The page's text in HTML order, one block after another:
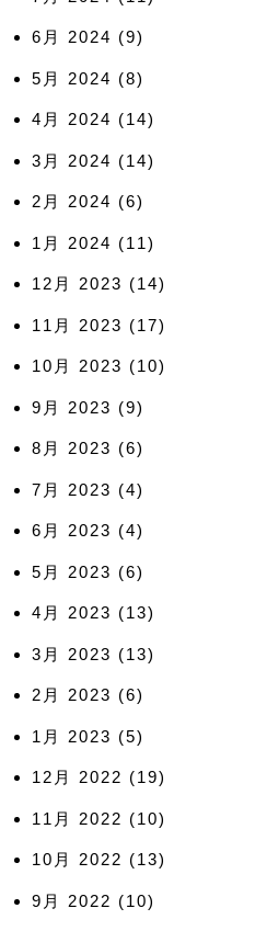
6月 2024 (9)
5月 2024 (8)
4月 2024 (14)
3月 2024 (14)
2月 2024 (6)
1月 2024 (11)
12月 2023 (14)
11月 2023 (17)
10月 2023 (10)
9月 2023 (9)
8月 2023 (6)
7月 2023 (4)
6月 2023 (4)
5月 2023 (6)
4月 2023 (13)
3月 2023 (13)
2月 2023 (6)
1月 2023 (5)
12月 2022 (19)
11月 2022 (10)
10月 2022 (13)
9月 2022 (10)